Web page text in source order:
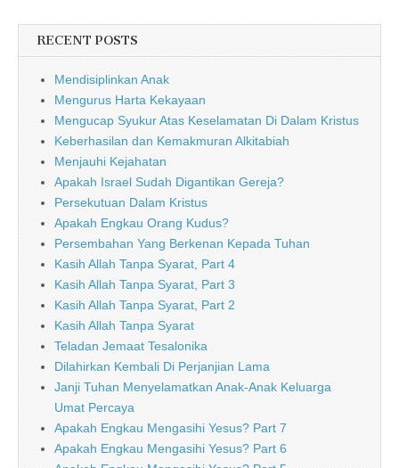
RECENT POSTS
Mendisiplinkan Anak
Mengurus Harta Kekayaan
Mengucap Syukur Atas Keselamatan Di Dalam Kristus
Keberhasilan dan Kemakmuran Alkitabiah
Menjauhi Kejahatan
Apakah Israel Sudah Digantikan Gereja?
Persekutuan Dalam Kristus
Apakah Engkau Orang Kudus?
Persembahan Yang Berkenan Kepada Tuhan
Kasih Allah Tanpa Syarat, Part 4
Kasih Allah Tanpa Syarat, Part 3
Kasih Allah Tanpa Syarat, Part 2
Kasih Allah Tanpa Syarat
Teladan Jemaat Tesalonika
Dilahirkan Kembali Di Perjanjian Lama
Janji Tuhan Menyelamatkan Anak-Anak Keluarga
Umat Percaya
Apakah Engkau Mengasihi Yesus? Part 7
Apakah Engkau Mengasihi Yesus? Part 6